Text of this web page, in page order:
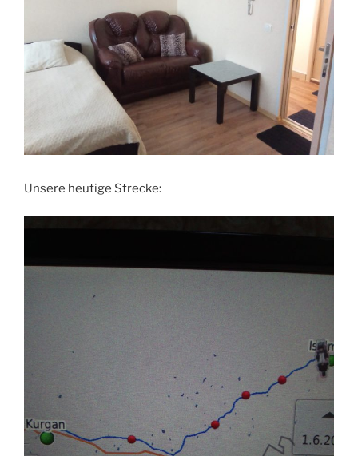
Unsere heutige Strecke: